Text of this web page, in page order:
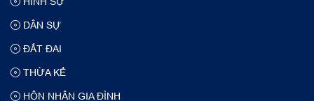
DÂN SỰ
ĐẤT ĐAI
THỪA KẾ
HÔN NHÂN GIA ĐÌNH